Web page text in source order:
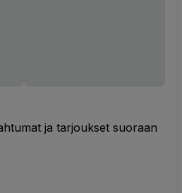
ja tarjoukset suoraan